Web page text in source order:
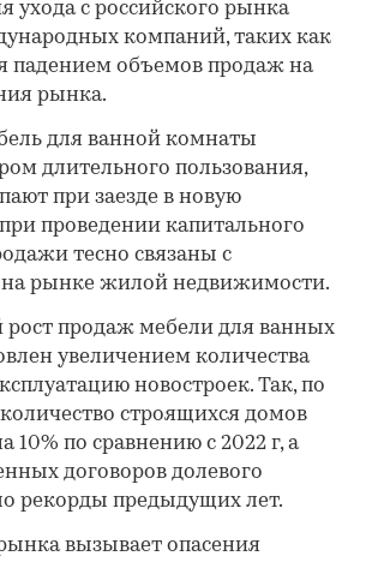
ухода с российского рынка
компаний, таких как
падением объемов продаж на
рынка.
для ванной комнаты
длительного пользования,
при заезде в новую
проведении капитального
тесно связаны с
рынке жилой недвижимости.
продаж мебели для ванных
увеличением количества
новостроек. Так, по
строящихся домов
10% по сравнению с 2022 г, а
договоров долевого
рекорды предыдущих лет.
вызывает опасения